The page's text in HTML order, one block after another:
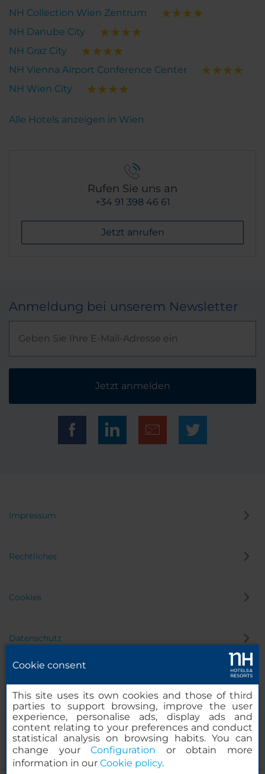
NH Collection Wien Zentrum
NH Danube City
NH Graz City
NH Vienna Airport Conference Center
NH Wien City
Alle Hotels anzeigen in Wien
Rufen Sie uns an
+34 91 398 46 61
Jetzt anrufen
Anmeldung bei unserem Newsletter
Jetzt anmelden
Impressum
Rechtliches
Cookies
Datenschutz
Cookie consent
This site uses its own cookies and those of third
parties to support browsing, improve the user
experience, personalise ads, display ads and
content relating to your preferences and conduct
statistical analysis on browsing habits. You can
change yourConfiguration or obtain more
information in our Cookie policy.